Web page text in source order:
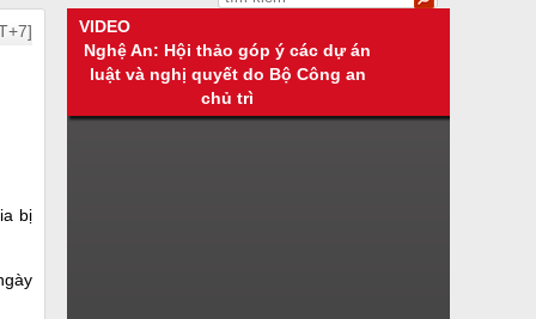
bị
VIDEO
Nghệ An: Hội thảo góp ý các dự án
luật và nghị quyết do Bộ Công an
chủ trì